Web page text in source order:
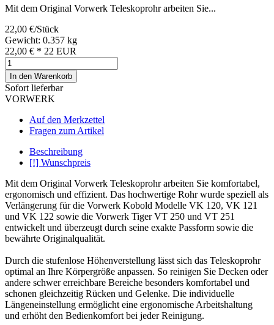
Mit dem Original Vorwerk Teleskoprohr arbeiten Sie...
22,00 €/Stück
Gewicht: 0.357 kg
22,00 € * 22 EUR
In den Warenkorb
Sofort lieferbar
VORWERK
Auf den Merkzettel
Fragen zum Artikel
Beschreibung
[!] Wunschpreis
Mit dem Original Vorwerk Teleskoprohr arbeiten Sie komfortabel,
ergonomisch und effizient. Das hochwertige Rohr wurde speziell als
Verlängerung für die Vorwerk Kobold Modelle VK 120, VK 121
und VK 122 sowie die Vorwerk Tiger VT 250 und VT 251
entwickelt und überzeugt durch seine exakte Passform sowie die
bewährte Originalqualität.
Durch die stufenlose Höhenverstellung lässt sich das Teleskoprohr
optimal an Ihre Körpergröße anpassen. So reinigen Sie Decken oder
andere schwer erreichbare Bereiche besonders komfortabel und
schonen gleichzeitig Rücken und Gelenke. Die individuelle
Längeneinstellung ermöglicht eine ergonomische Arbeitshaltung
und erhöht den Bedienkomfort bei jeder Reinigung.